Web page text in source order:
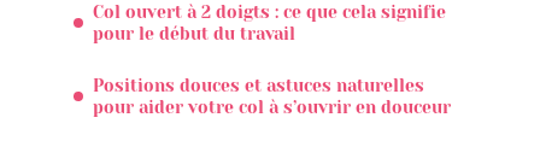
Col ouvert à 2 doigts : ce que cela signifie
pour le début du travail
Positions douces et astuces naturelles
pour aider votre col à s’ouvrir en douceur